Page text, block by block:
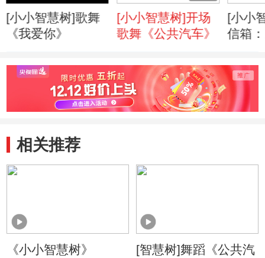
[小小智慧树]歌舞
《我爱你》
[小小智慧树]开场
歌舞《公共汽车》
[小小
信箱
相关推荐
《小小智慧树》
[智慧树]舞蹈《公共汽